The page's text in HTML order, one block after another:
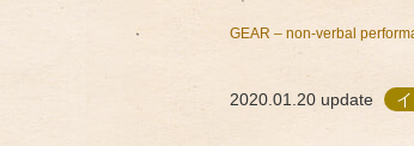
GEAR – non-verbal
2020.01.20 update